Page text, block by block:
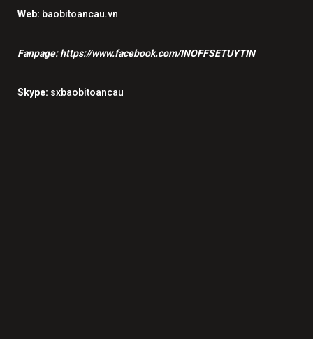
Web: baobitoancau.vn
Fanpage:https://www.facebook.com/INOFFSETUYTIN
Skype: sxbaobitoancau